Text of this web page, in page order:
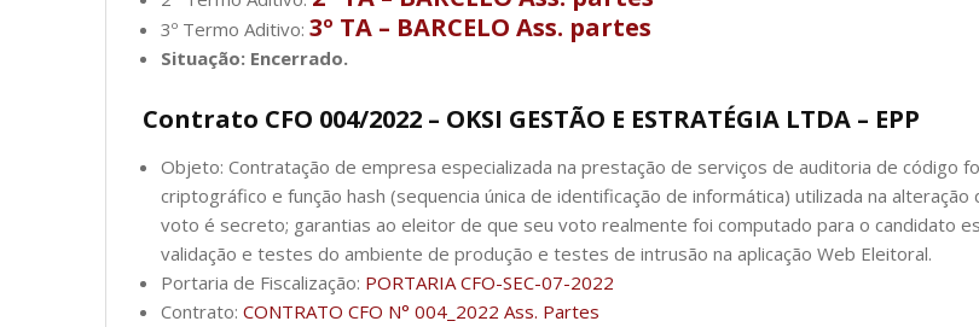
3º Termo Aditivo: 3º TA – BARCELO Ass. partes
Situação: Encerrado.
Contrato CFO 004/2022 – OKSI GESTÃO E ESTRATÉGIA LTDA – EPP
Objeto: Contratação de empresa especializada na prestação de serviços de auditoria de código
criptográfico e função hash (sequencia única de identificação de informática) utilizada na
voto é secreto; garantias ao eleitor de que seu voto realmente foi computado para o candidato
validação e testes do ambiente de produção e testes de intrusão na aplicação Web Eleitoral.
Portaria de Fiscalização: PORTARIA CFO-SEC-07-2022
Contrato: CONTRATO CFO N° 004_2022 Ass. Partes